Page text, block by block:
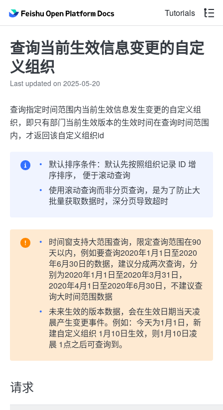
Tutorials
查询当前生效信息变更的自定
义组织
Last updated on 2025-05-20
查询指定时间范围内当前生效信息发生变更的自定义组
织，即只有部门当前生效版本的生效时间在查询时间范围
内，才返回该自定义组织id
默认排序条件：默认先按照组织记录 ID 增
序排序， 便于滚动查询
使用滚动查询而非分页查询，是为了防止大
批量获取数据时，深分页导致超时
时间窗支持大范围查询，限定查询范围在90
天以内，例如要查询2020年1月1日至2020
年6月30日的数据，建议分成两次查询，分
别为2020年1月1日至2020年3月31日，
2020年4月1日至2020年6月30日，不建议查
询大时间范围数据
未来生效的版本数据，会在生效日期当天凌
晨产生变更事件。例如：今天为1月1日，新
建自定义组织 1月10日生效，则1月10日凌
晨 1点之后可查询到。
请求